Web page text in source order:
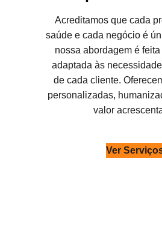
Acreditamos que cada
saúde e cada negócio é
nossa abordagem é
adaptada às
de cada cliente.
personalizadas,
valor
Ver